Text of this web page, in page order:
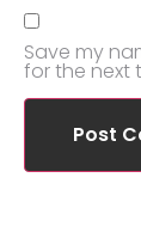
Save my
for the next